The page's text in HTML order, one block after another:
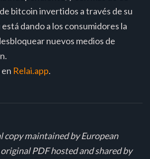
bitcoin invertidos a través de su
dando a los consumidores la
nuevos medios de
Relai.app.
copy maintained by European
PDF hosted and shared by